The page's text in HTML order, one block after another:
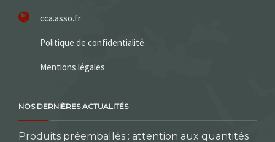
cca.asso.fr
Politique de confidentialité
Mentions légales
NOS DERNIÈRES ACTUALITÉS
Produits préemballés : attention aux quantités